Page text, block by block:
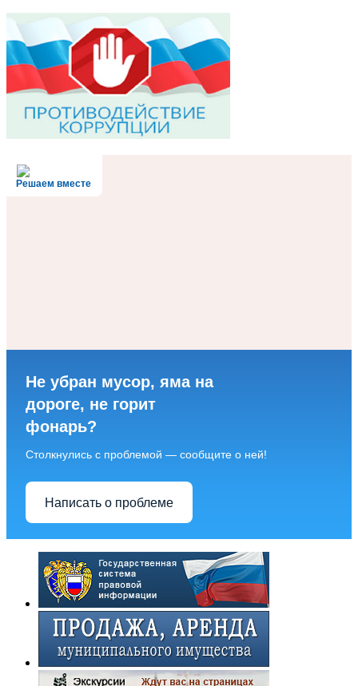
Решаем вместе
Не убран мусор, яма на
дороге, не горит
фонарь?
Столкнулись с проблемой — сообщите о ней!
Написать о проблеме